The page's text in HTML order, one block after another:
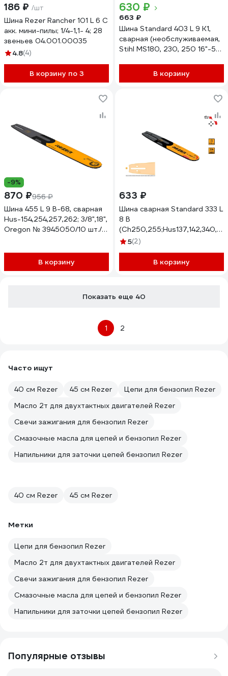
186 ₽ /шт
Шина Rezer Rancher 101 L 6 C
акк. мини-пилы; 1/4-1,1- 4; 28
звеньев 04.001.00035
4.8(4)
В корзину по 3
630 ₽
663 ₽
Шина Standard 403 L 9 K1,
сварная (необслуживаемая,
Stihl MS180, 230, 250 16"-55
В корзину
-9%
870 ₽956 ₽
Шина 455 L 9 B-68, сварная
Hus-154,254,257,262; 3/8",18",
Oregon № 3945050/10 шт./
В корзину
633 ₽
Шина сварная Standard 333 L
8 B
450;0,325"-1.3-13"/56зв.)
5(2)
В корзину
Показать еще 40
1 2
Часто ищут
40 см Rezer 45 см Rezer
Цепи для бензопил Rezer
Масло 2т для двухтактных двигателей Rezer
Свечи зажигания для бензопил Rezer
Смазочные масла для цепей и бензопил Rezer
Напильники для заточки цепей бензопил Rezer
40 см Rezer 45 см Rezer
Метки
Цепи для бензопил Rezer
Масло 2т для двухтактных двигателей Rezer
Свечи зажигания для бензопил Rezer
Смазочные масла для цепей и бензопил Rezer
Напильники для заточки цепей бензопил Rezer
Популярные отзывы